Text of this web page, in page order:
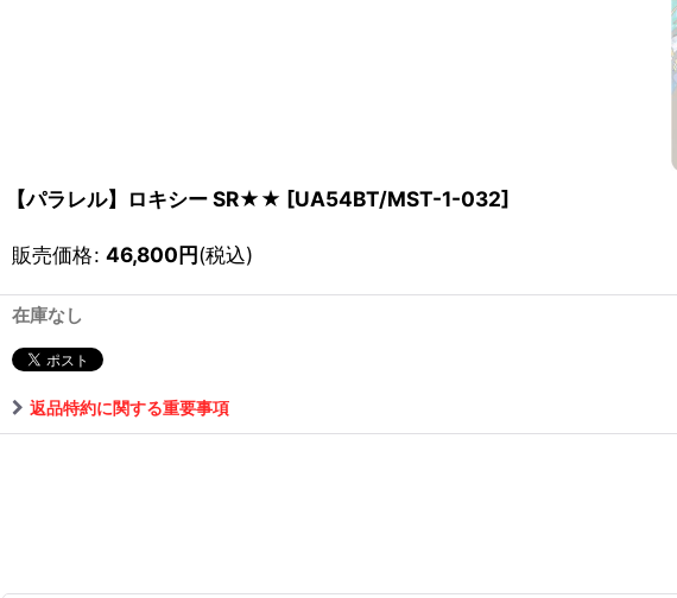
【パラレル】ロキシー SR★★ [UA54BT/MST-1-032]
販売価格: 46,800円(税込)
在庫なし
返品特約に関する重要事項